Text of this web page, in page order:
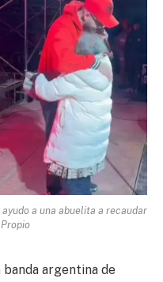
a una abuelita a recaudar
argentina de